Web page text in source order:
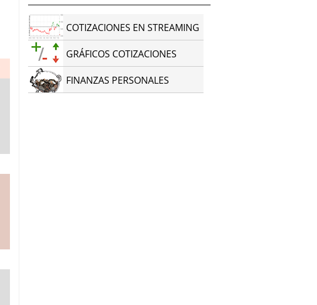
COTIZACIONES EN STREAMING
GRÁFICOS COTIZACIONES
FINANZAS PERSONALES